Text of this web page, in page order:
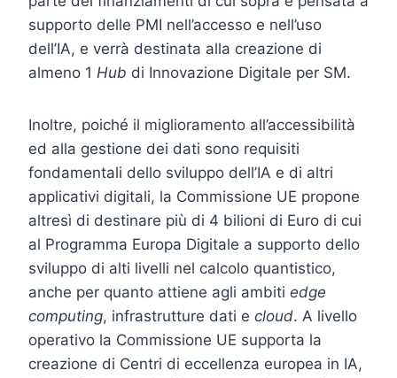
supporto delle PMI nell’accesso e nell’uso
dell’IA, e verrà destinata alla creazione di
almeno 1 Hub di Innovazione Digitale per SM.
Inoltre, poiché il miglioramento all’accessibilità
ed alla gestione dei dati sono requisiti
fondamentali dello sviluppo dell’IA e di altri
applicativi digitali, la Commissione UE propone
altresì di destinare più di 4 bilioni di Euro di cui
al Programma Europa Digitale a supporto dello
sviluppo di alti livelli nel calcolo quantistico,
anche per quanto attiene agli ambiti edge
computing, infrastrutture dati e cloud. A livello
operativo la Commissione UE supporta la
creazione di Centri di eccellenza europea in IA,